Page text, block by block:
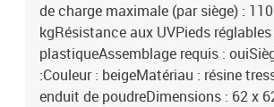
de charge maximale (par siège) : 110
kgRésistance aux UVPieds réglables
plastiqueAssemblage requis :
:Couleur : beigeMatériau : résine
enduit de poudreDimensions : 62 x